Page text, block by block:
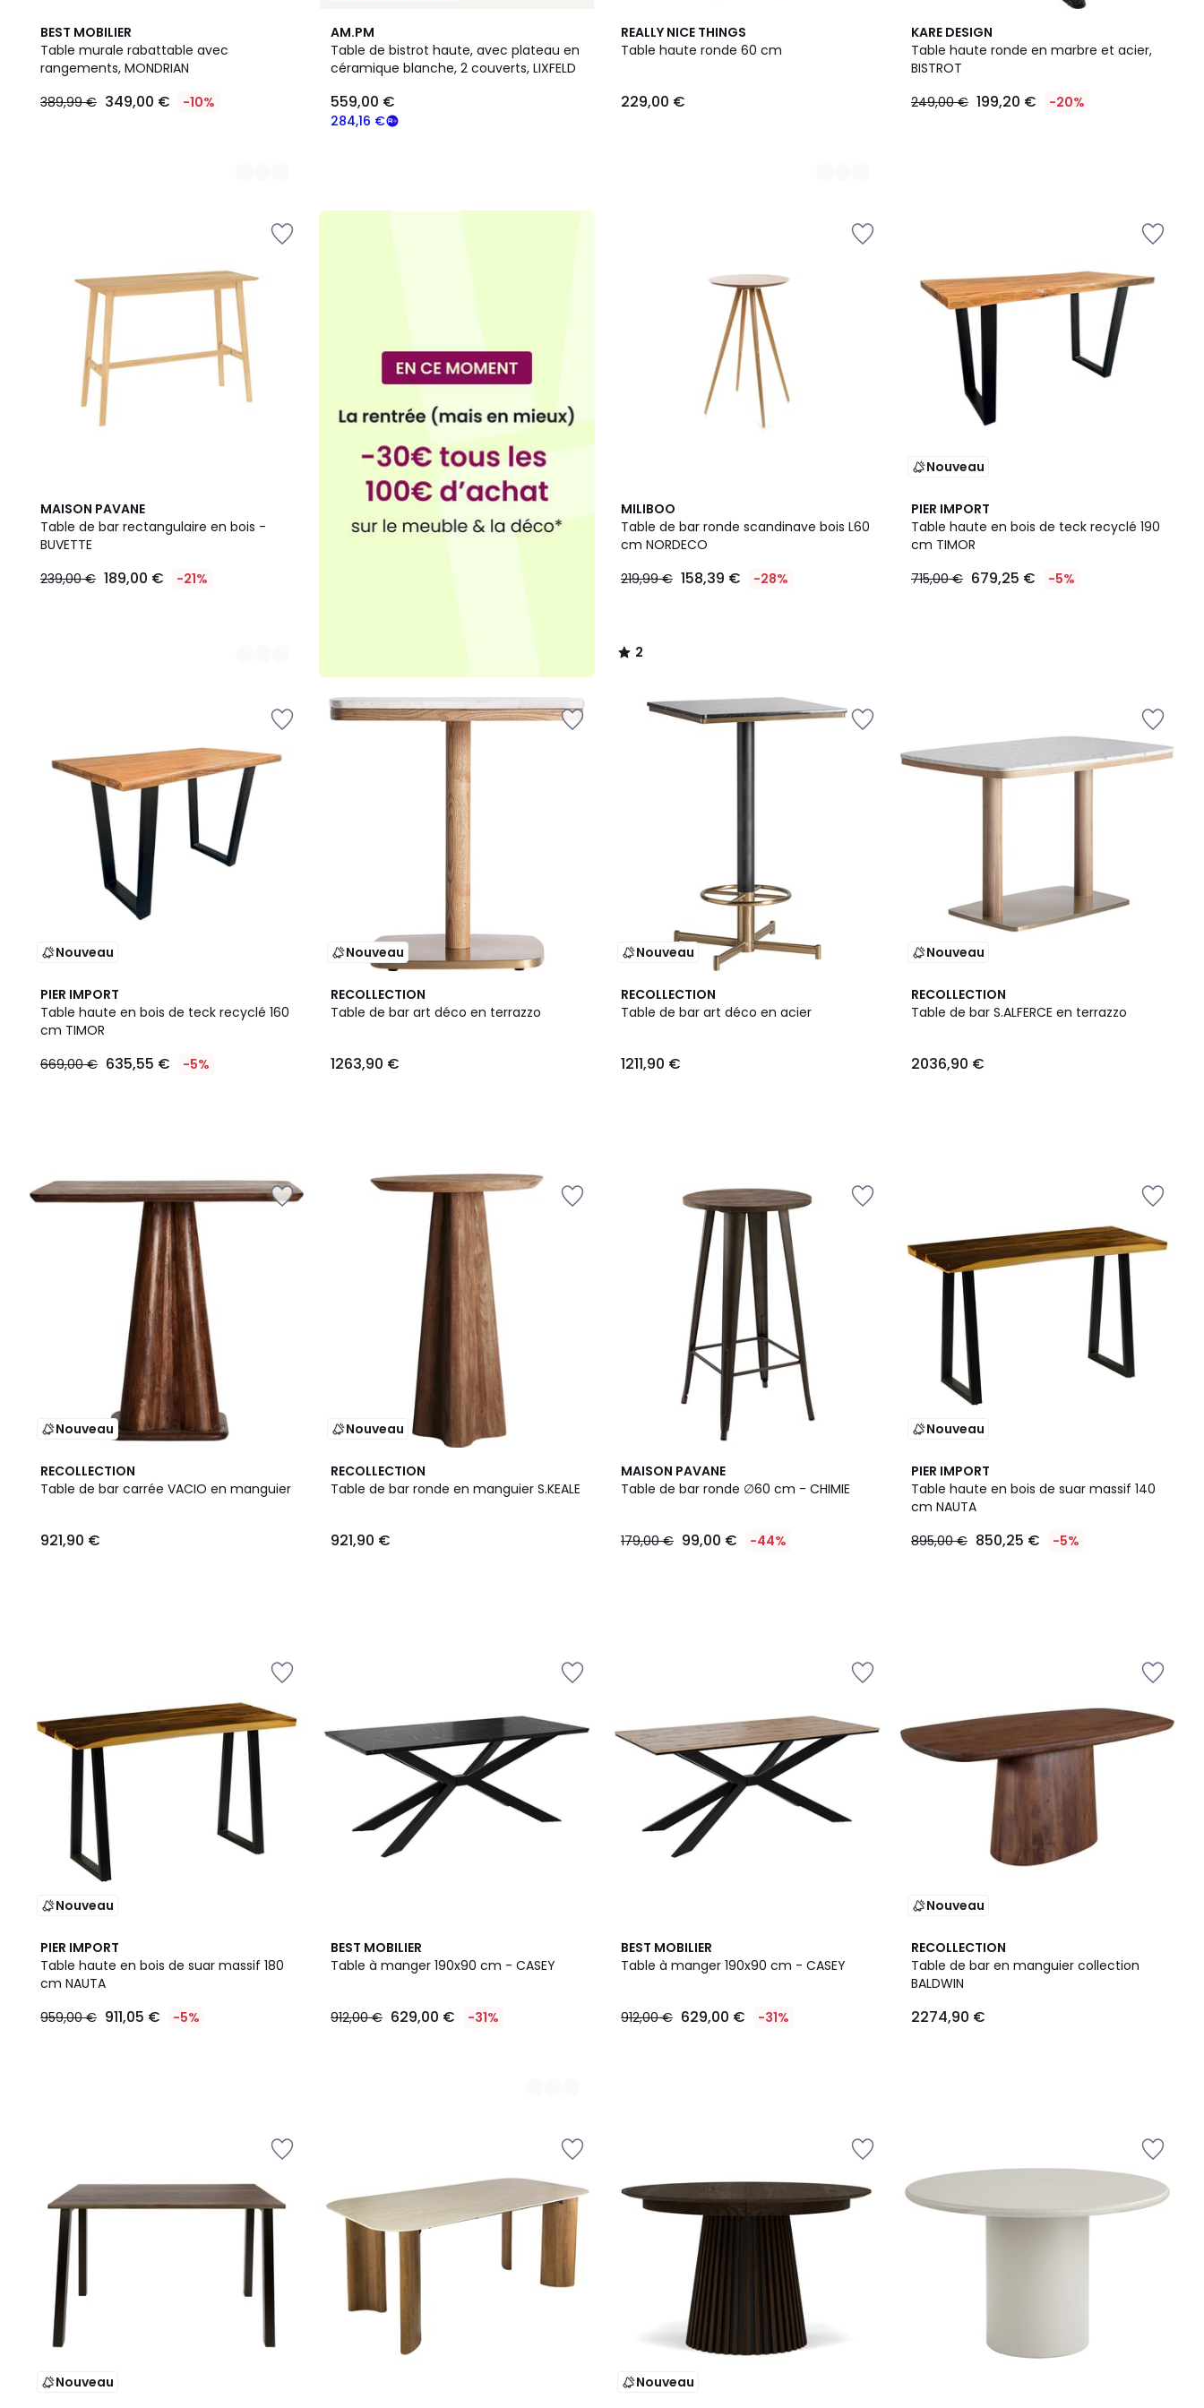
BEST MOBILIER
Table murale rabattable avec
rangements, MONDRIAN
€
389,99 € 349,00 € -10%
3
Couleurs
AM.PM
Table de bistrot haute, avec plateau en
céramique blanche, 2 couverts, LIXFELD
284,16 €
559,00 €
REALLY NICE THINGS
Table haute ronde 60 cm
229,00 €
4
Couleurs
KARE DESIGN
Table haute ronde en marbre et acier,
BISTROT
249,00 € 199,20 € -20%
MAISON PAVANE
Table de bar rectangulaire en bois -
BUVETTE
239,00 € 189,00 € -21%
2
Couleurs
MILIBOO
Table de bar ronde scandinave bois L60
cm NORDECO
219,99 € 158,39 € -28%
2
/
5
2
/
Nouveau
PIER IMPORT
Table haute en bois de teck recyclé 190
cm TIMOR
715,00 € 679,25 € -5%
Nouveau
PIER IMPORT
Table haute en bois de teck recyclé 160
cm TIMOR
669,00 € 635,55 € -5%
Nouveau
RECOLLECTION
Table de bar art déco en terrazzo
1263,90 €
Nouveau
RECOLLECTION
Table de bar art déco en acier
1211,90 €
Nouveau
RECOLLECTION
Table de bar S.ALFERCE en terrazzo
2036,90 €
Nouveau
RECOLLECTION
Table de bar carrée VACIO en manguier
921,90 €
Nouveau
RECOLLECTION
Table de bar ronde en manguier S.KEALE
921,90 €
MAISON PAVANE
Table de bar ronde ∅60 cm - CHIMIE
179,00 € 99,00 € -44%
Nouveau
PIER IMPORT
Table haute en bois de suar massif 140
cm NAUTA
895,00 € 850,25 € -5%
Nouveau
PIER IMPORT
Table haute en bois de suar massif 180
cm NAUTA
959,00 € 911,05 € -5%
BEST MOBILIER
Table à manger 190x90 cm - CASEY
912,00 € 629,00 € -31%
2
Couleurs
BEST MOBILIER
Table à manger 190x90 cm - CASEY
912,00 € 629,00 € -31%
Nouveau
RECOLLECTION
Table de bar en manguier collection
BALDWIN
2274,90 €
Nouveau Nouveau